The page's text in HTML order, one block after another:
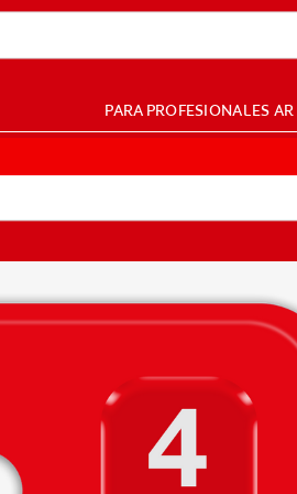
PARA PROFESIONALES